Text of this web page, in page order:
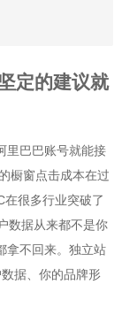
定的建议就
里巴巴账号就能接
橱窗点击成本在过
很多行业突破了
数据从来都不是你
不回来。独立站
据、你的品牌形